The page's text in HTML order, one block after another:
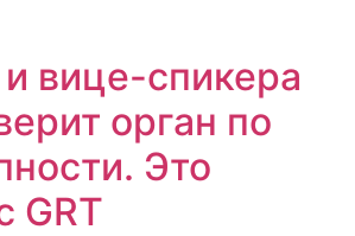
вице-спикера
орган по
Это
GRT